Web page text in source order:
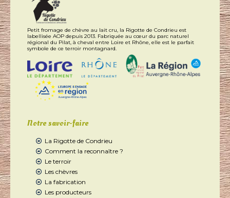
Petit fromage de chèvre au lait cru, la Rigotte de Condrieu est
labellisée AOP depuis 2013. Fabriquée au cœur du parc naturel
régional du Pilat, à cheval entre Loire et Rhône, elle est le parfait
symbole de ce terroir montagnard.
Notre savoir-faire
La Rigotte de Condrieu
Comment la reconnaître ?
Le terroir
Les chèvres
La fabrication
Les producteurs